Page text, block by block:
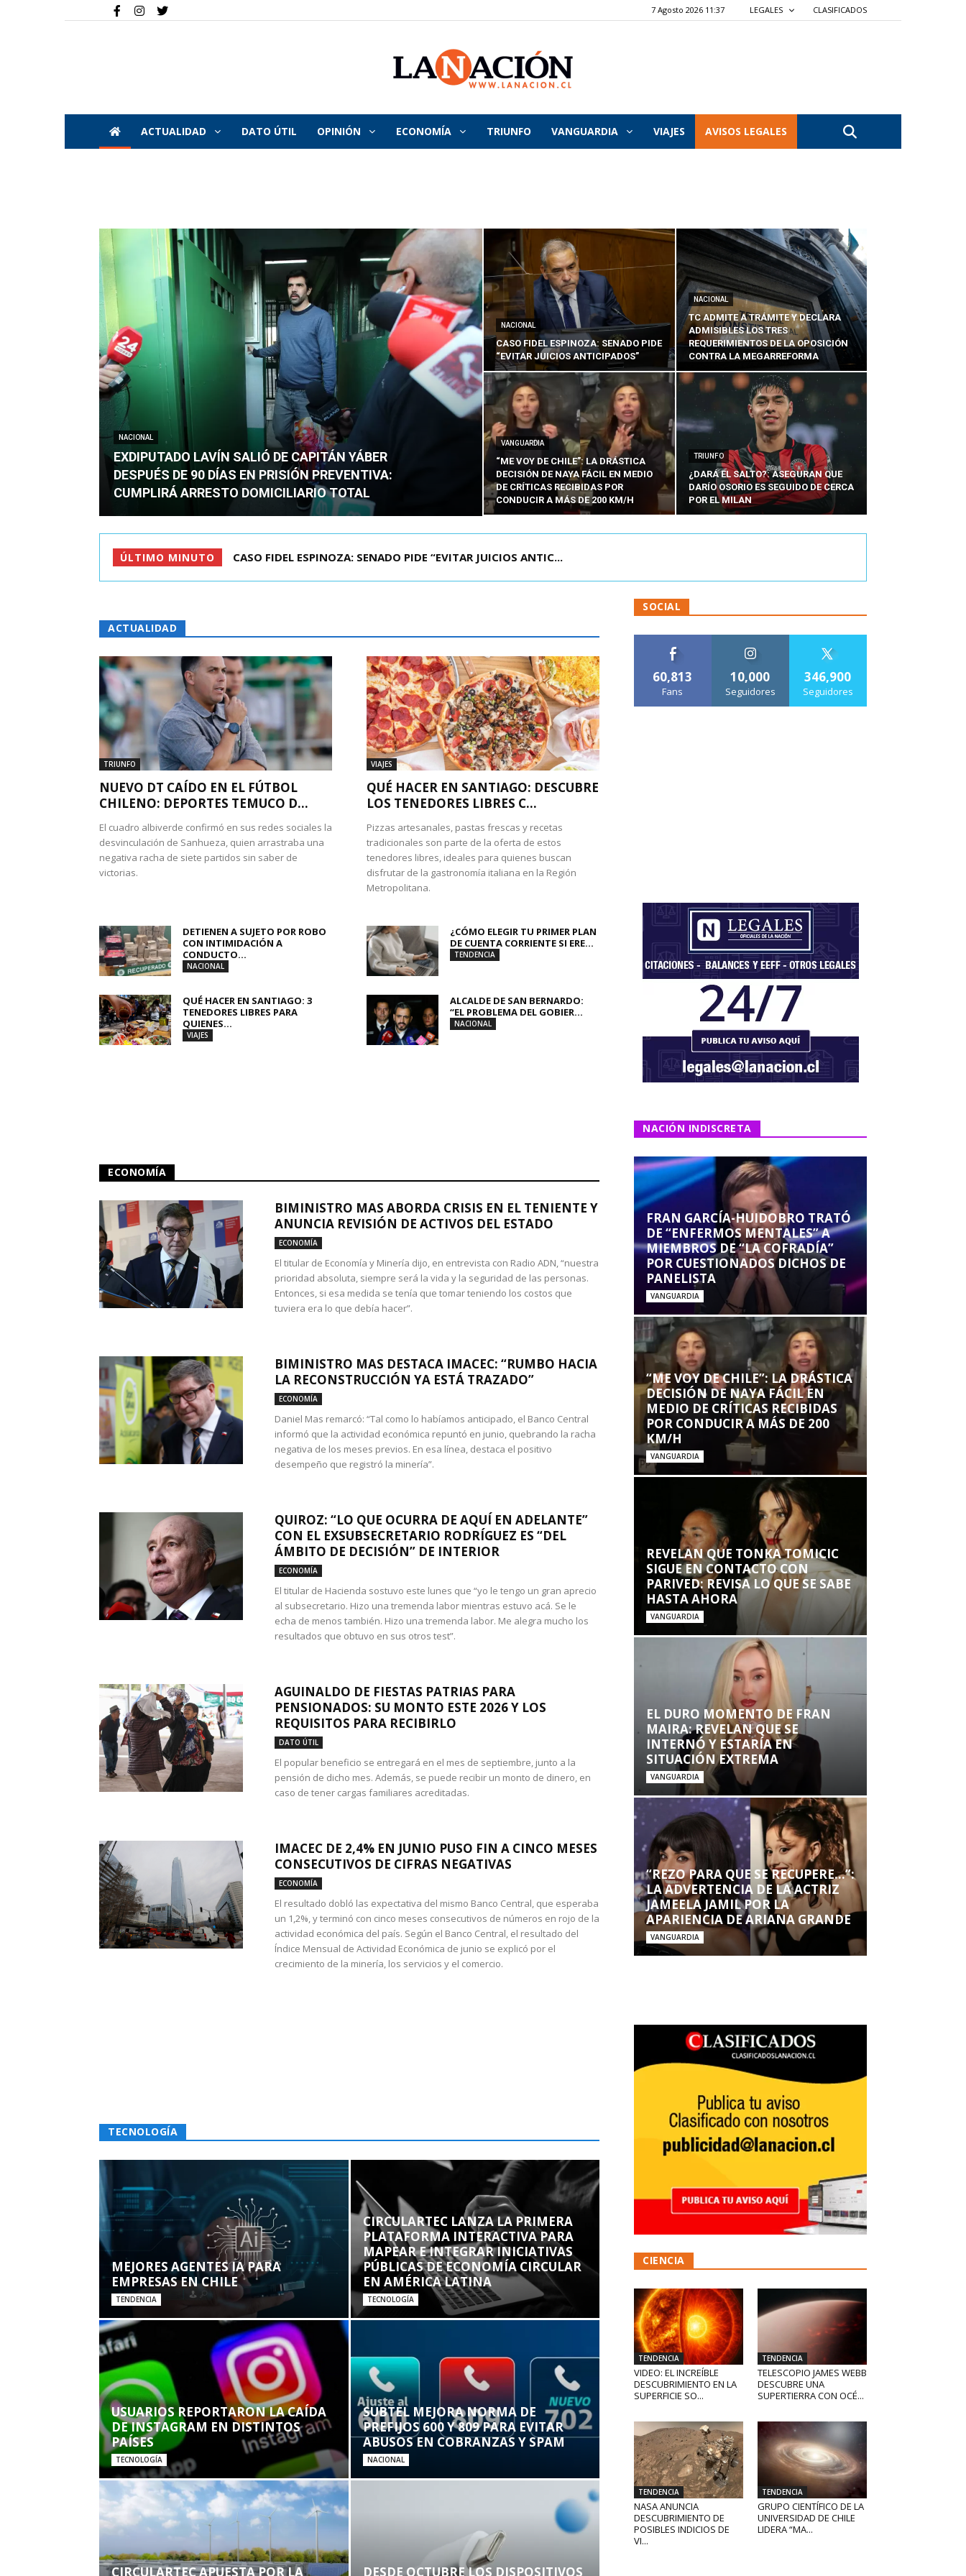
7 Agosto 2026 11:37 LEGALES CLASIFICADOS
La
Nación
ACTUALIDAD DATO ÚTIL OPINIÓN ECONOMÍA TRIUNFO VANGUARDIA VIAJES AVISOS LEGALES
NACIONAL
EXDIPUTADO LAVÍN SALIÓ DE CAPITÁN YÁBER
DESPUÉS DE 90 DÍAS EN PRISIÓN PREVENTIVA:
CUMPLIRÁ ARRESTO DOMICILIARIO TOTAL
NACIONAL
CASO FIDEL ESPINOZA: SENADO PIDE
“EVITAR JUICIOS ANTICIPADOS”
NACIONAL
TC ADMITE A TRÁMITE Y DECLARA
ADMISIBLES LOS TRES
REQUERIMIENTOS DE LA OPOSICIÓN
CONTRA LA MEGARREFORMA
VANGUARDIA
“ME VOY DE CHILE”: LA DRÁSTICA
DECISIÓN DE NAYA FÁCIL EN MEDIO
DE CRÍTICAS RECIBIDAS POR
CONDUCIR A MÁS DE 200 KM/H
TRIUNFO
¿DARÁ EL SALTO?: ASEGURAN QUE
DARÍO OSORIO ES SEGUIDO DE CERCA
POR EL MILAN
ÚLTIMO MINUTO TC ADMITE A TRÁMITE Y DECLARA ADMISIBLES LOS TRES REQU...
ACTUALIDAD
TRIUNFO
NUEVO DT CAÍDO EN EL FÚTBOL
CHILENO: DEPORTES TEMUCO D...
El cuadro albiverde confirmó en sus redes sociales la
desvinculación de Sanhueza, quien arrastraba una
negativa racha de siete partidos sin saber de
victorias.
VIAJES
QUÉ HACER EN SANTIAGO: DESCUBRE
LOS TENEDORES LIBRES C...
Pizzas artesanales, pastas frescas y recetas
tradicionales son parte de la oferta de estos
tenedores libres, ideales para quienes buscan
disfrutar de la gastronomía italiana en la Región
Metropolitana.
DETIENEN A SUJETO POR ROBO
CON INTIMIDACIÓN A
CONDUCTO...
NACIONAL
¿CÓMO ELEGIR TU PRIMER PLAN
DE CUENTA CORRIENTE SI ERE...
TENDENCIA
QUÉ HACER EN SANTIAGO: 3
TENEDORES LIBRES PARA
QUIENES...
VIAJES
ALCALDE DE SAN BERNARDO:
“EL PROBLEMA DEL GOBIER...
NACIONAL
ECONOMÍA
BIMINISTRO MAS ABORDA CRISIS EN EL TENIENTE Y
ANUNCIA REVISIÓN DE ACTIVOS DEL ESTADO
ECONOMÍA
El titular de Economía y Minería dijo, en entrevista con Radio ADN, “nuestra
prioridad absoluta, siempre será la vida y la seguridad de las personas.
Entonces, si esa medida se tenía que tomar teniendo los costos que
tuviera era lo que debía hacer”.
BIMINISTRO MAS DESTACA IMACEC: “RUMBO HACIA
LA RECONSTRUCCIÓN YA ESTÁ TRAZADO”
ECONOMÍA
Daniel Mas remarcó: “Tal como lo habíamos anticipado, el Banco Central
informó que la actividad económica repuntó en junio, quebrando la racha
negativa de los meses previos. En esa línea, destaca el positivo
desempeño que registró la minería”.
QUIROZ: “LO QUE OCURRA DE AQUÍ EN ADELANTE”
CON EL EXSUBSECRETARIO RODRÍGUEZ ES “DEL
ÁMBITO DE DECISIÓN” DE INTERIOR
ECONOMÍA
El titular de Hacienda sostuvo este lunes que “yo le tengo un gran aprecio
al subsecretario. Hizo una tremenda labor mientras estuvo acá. Se le
echa de menos también. Hizo una tremenda labor. Me alegra mucho los
resultados que obtuvo en sus otros test”.
AGUINALDO DE FIESTAS PATRIAS PARA
PENSIONADOS: SU MONTO ESTE 2026 Y LOS
REQUISITOS PARA RECIBIRLO
DATO ÚTIL
El popular beneficio se entregará en el mes de septiembre, junto a la
pensión de dicho mes. Además, se puede recibir un monto de dinero, en
caso de tener cargas familiares acreditadas.
IMACEC DE 2,4% EN JUNIO PUSO FIN A CINCO MESES
CONSECUTIVOS DE CIFRAS NEGATIVAS
ECONOMÍA
El resultado dobló las expectativa del mismo Banco Central, que esperaba
un 1,2%, y terminó con cinco meses consecutivos de números en rojo de la
actividad económica del país. Según el Banco Central, el resultado del
Índice Mensual de Actividad Económica de junio se explicó por el
crecimiento de la minería, los servicios y el comercio.
TECNOLOGÍA
MEJORES AGENTES IA PARA
EMPRESAS EN CHILE
TENDENCIA
CIRCULARTEC LANZA LA PRIMERA
PLATAFORMA INTERACTIVA PARA
MAPEAR E INTEGRAR INICIATIVAS
PÚBLICAS DE ECONOMÍA CIRCULAR
EN AMÉRICA LATINA
TECNOLOGÍA
USUARIOS REPORTARON LA CAÍDA
DE INSTAGRAM EN DISTINTOS
PAÍSES
TECNOLOGÍA
SUBTEL MEJORA NORMA DE
PREFIJOS 600 Y 809 PARA EVITAR
ABUSOS EN COBRANZAS Y SPAM
NACIONAL
CIRCULARTEC APUESTA POR LA DESDE OCTUBRE LOS DISPOSITIVOS
SOCIAL
60,813
Fans
10,000
Seguidores
346,900
Seguidores
NACIÓN INDISCRETA
FRAN GARCÍA-HUIDOBRO TRATÓ
DE “ENFERMOS MENTALES” A
MIEMBROS DE “LA COFRADÍA”
POR CUESTIONADOS DICHOS DE
PANELISTA
VANGUARDIA
“ME VOY DE CHILE”: LA DRÁSTICA
DECISIÓN DE NAYA FÁCIL EN
MEDIO DE CRÍTICAS RECIBIDAS
POR CONDUCIR A MÁS DE 200
KM/H
VANGUARDIA
REVELAN QUE TONKA TOMICIC
SIGUE EN CONTACTO CON
PARIVED: REVISA LO QUE SE SABE
HASTA AHORA
VANGUARDIA
EL DURO MOMENTO DE FRAN
MAIRA: REVELAN QUE SE
INTERNÓ Y ESTARÍA EN
SITUACIÓN EXTREMA
VANGUARDIA
“REZO PARA QUE SE RECUPERE…”:
LA ADVERTENCIA DE LA ACTRIZ
JAMEELA JAMIL POR LA
APARIENCIA DE ARIANA GRANDE
VANGUARDIA
CIENCIA
TENDENCIA
VIDEO: EL INCREÍBLE
DESCUBRIMIENTO EN LA
SUPERFICIE SO...
TENDENCIA
TELESCOPIO JAMES WEBB
DESCUBRE UNA
SUPERTIERRA CON OCÉ...
TENDENCIA
NASA ANUNCIA
DESCUBRIMIENTO DE
POSIBLES INDICIOS DE
VI...
TENDENCIA
GRUPO CIENTÍFICO DE LA
UNIVERSIDAD DE CHILE
LIDERA “MA...